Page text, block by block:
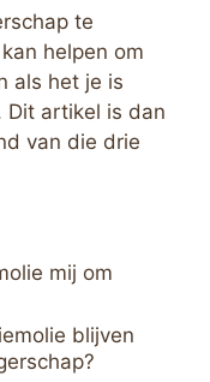
te
helpen om
als het je is
Dit artikel is dan
van die drie
mij om
blijven